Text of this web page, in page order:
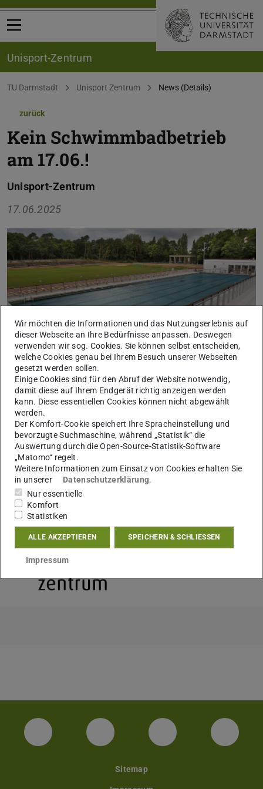
Menü öffnen
Unisport-Zentrum
Sie befinden sich hier:
TU Darmstadt Unisport Zentrum News (Details)
zurück
Kein Schwimmbadbetrieb
am 17.06.!
Unisport-Zentrum
17.06.2025
Auf Grund einer internen Veranstaltung ist am 17.06.25
kein Schwimmbetrieb möglich!
Das Kinderbecken ist nutzbar.
Wir bitten um Verständnis!
Facebook Unisport-Zentrum
Instagram Unisport-Zentrum
Youtube TU
Sitemap
Wir möchten die Informationen und das Nutzungserlebnis auf
dieser Webseite an Ihre Bedürfnisse anpassen. Deswegen
verwenden wir sog. Cookies. Sie können selbst entscheiden,
welche Cookies genau bei Ihrem Besuch unserer Webseiten
gesetzt werden sollen.
Einige Cookies sind für den Abruf der Website notwendig,
damit diese auf Ihrem Endgerät richtig anzeigen werden
kann. Diese essentiellen Cookies können nicht abgewählt
werden.
Der Komfort-Cookie speichert Ihre Spracheinstellung und
bevorzugte Suchmaschine, während „Statistik“ die
Auswertung durch die Open-Source-Statistik-Software
„Matomo“ regelt.
Weitere Informationen zum Einsatz von Cookies erhalten Sie
in unserer
Datenschutzerklärung.
Nur essentielle
Komfort
Statistiken
ALLE AKZEPTIEREN SPEICHERN & SCHLIESSEN
Impressum